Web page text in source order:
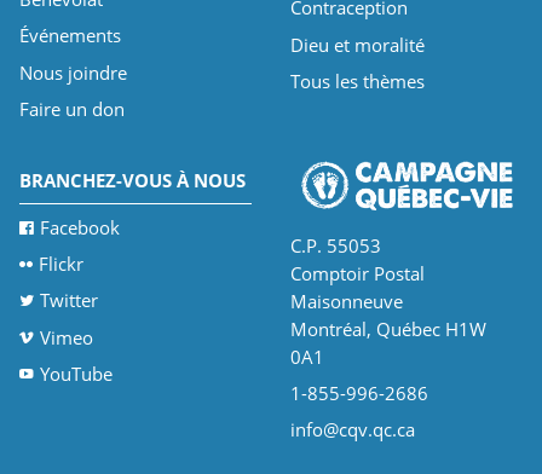
Événements
Nous joindre
Faire un don
Contraception
Dieu et moralité
Tous les thèmes
BRANCHEZ-VOUS À NOUS
Facebook
Flickr
Twitter
Vimeo
YouTube
C.P. 55053
Comptoir Postal
Maisonneuve
Montréal, Québec H1W
0A1
1-855-996-2686
info@cqv.qc.ca